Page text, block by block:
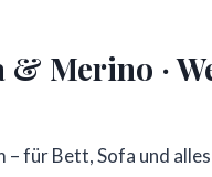
Merino ·
für Bett, Sofa und